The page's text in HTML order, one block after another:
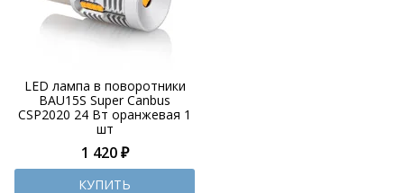
LED лампа в поворотники
BAU15S Super Canbus
CSP2020 24 Вт оранжевая 1
шт
1 420 ₽
КУПИТЬ